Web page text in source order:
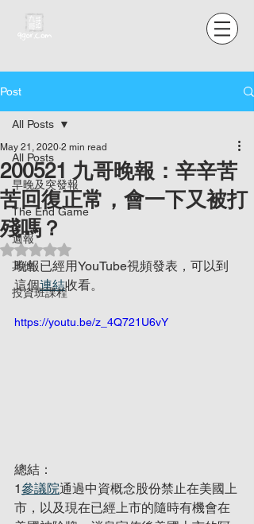
Post
All Posts
早晚及突發報
The End Game
週報
其他
投資班課程
All Posts
200521 九哥晚報：辛辛苦
苦回復正常，會一下又被打
殘嗎？
May 21, 2020 2 min read
Rated NaN out of 5 stars.
晚報已經用YouTube視頻發表，可以到
這個連結收看。
https://youtu.be/z_4Q721U6vY
總結：
1參議院通過中資概念股份禁止在美國上
市，以及現在已經上市的隨時有機會在